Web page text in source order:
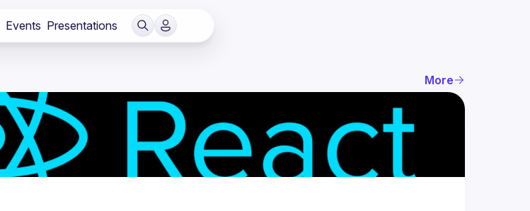
Events Presentations
More